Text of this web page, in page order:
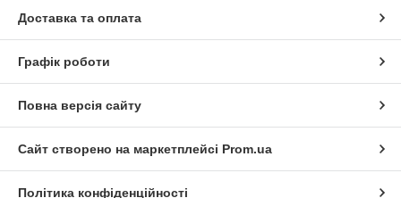
Доставка та оплата
Графік роботи
Повна версія сайту
Сайт створено на маркетплейсі Prom.ua
Політика конфіденційності